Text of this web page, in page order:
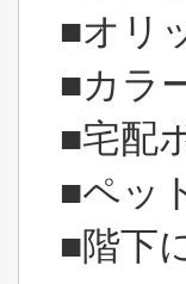
■オリ
■カラ
■宅配
■ペッ
■階下